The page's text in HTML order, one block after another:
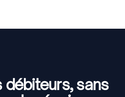
débiteurs, sans